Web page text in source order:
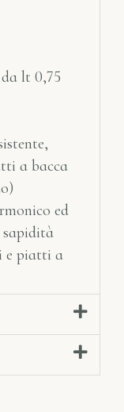
lt 0,75
a bacca
ed
sapidità
e piatti a